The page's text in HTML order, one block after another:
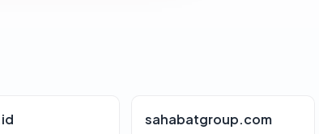
sahabatgroup.com